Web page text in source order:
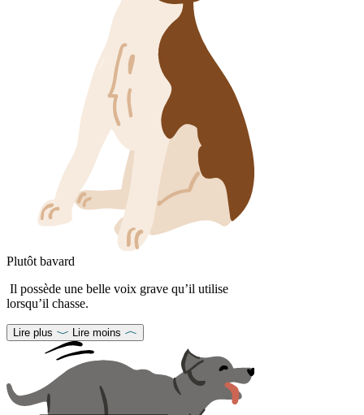
Plutôt bavard
Il possède une belle voix grave qu’il utilise
lorsqu’il chasse.
Lire plus Lire moins